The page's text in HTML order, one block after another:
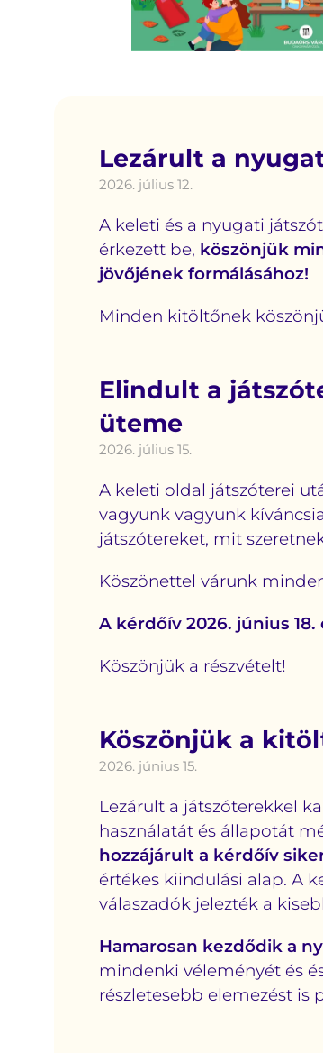
Köszönjük a
2026. június 15.
Lezárult a játszóterekkel
használatát és állapotát
hozzájárult a kérdőív
értékes kiindulási alap. A
válaszadók jelezték a
Hamarosan kezdődik a
mindenki véleményét és
részletesebb elemezést is
Lezárult a
2026. július 12.
A keleti és a nyugati
érkezett be, köszönjük
jövőjének formálásához!
Minden kitöltőnek
Elindult a
üteme
2026. július 15.
A keleti oldal játszóterei
vagyunk vagyunk
játszótereket, mit
Köszönettel várunk
A kérdőív 2026. június
Köszönjük a részvételt!